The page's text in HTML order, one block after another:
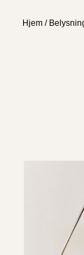
Hjem /